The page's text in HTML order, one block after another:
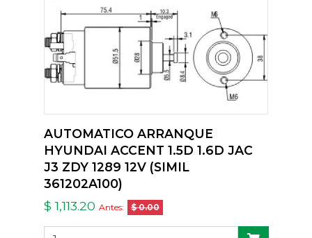
AUTOMATICO ARRANQUE
HYUNDAI ACCENT 1.5D 1.6D JAC
J3 ZDY 1289 12V (SIMIL
361202A100)
$ 1,113.20 Antes: $ 0.00